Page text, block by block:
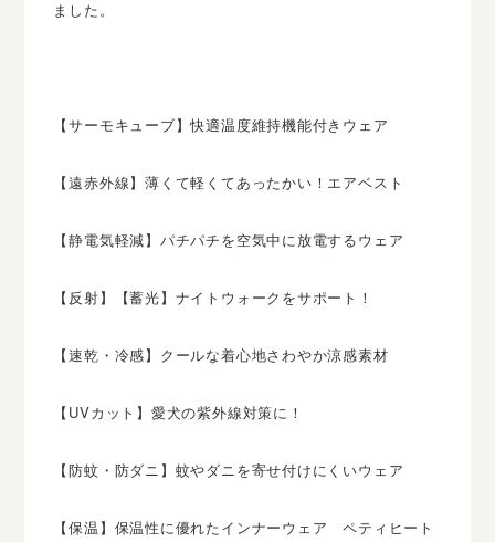
ました。
【サーモキューブ】快適温度維持機能付きウェア
【遠赤外線】薄くて軽くてあったかい！エアベスト
【静電気軽減】パチパチを空気中に放電するウェア
【反射】【蓄光】ナイトウォークをサポート！
【速乾・冷感】クールな着心地さわやか涼感素材
【UVカット】愛犬の紫外線対策に！
【防蚊・防ダニ】蚊やダニを寄せ付けにくいウェア
【保温】保温性に優れたインナーウェア ペティヒート